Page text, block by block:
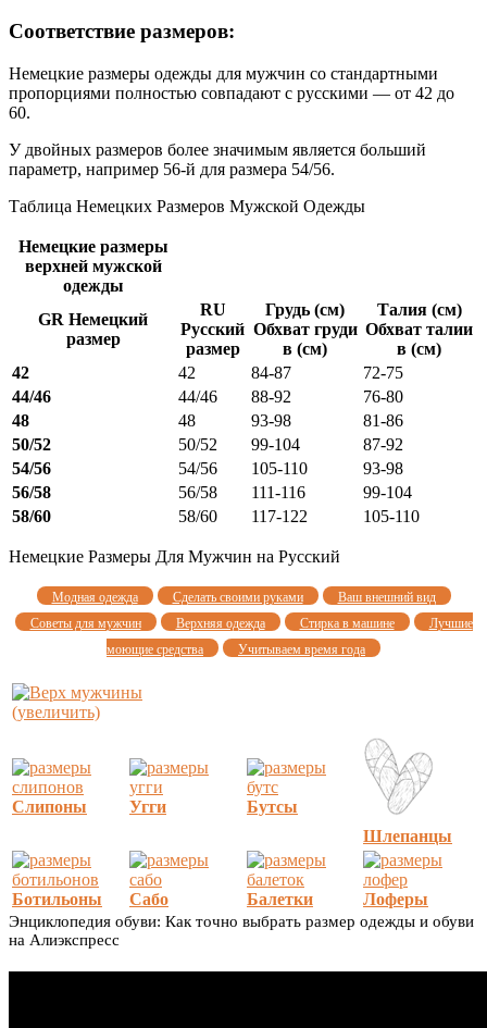
Соответствие размеров:
Немецкие размеры одежды для мужчин со стандартными
пропорциями полностью совпадают с русскими — от 42 до
60.
У двойных размеров более значимым является больший
параметр, например 56-й для размера 54/56.
Таблица Немецких Размеров Мужской Одежды
Немецкие размеры
верхней мужской
одежды
GR Немецкий
размер
RU
Русский
размер
Грудь (см)
Обхват груди
в (см)
Талия (см)
Обхват талии
в (см)
42
42 84-87
72-75
44/46
44/46 88-92
76-80
48
48 93-98
81-86
50/52
50/52 99-104
87-92
54/56
54/56 105-110
93-98
56/58
56/58 111-116
99-104
58/60
58/60 117-122 105-110
Немецкие Размеры Для Мужчин на Русский
Модная одежда Сделать своими руками
Ваш внешний вид
Советы для мужчин
Верхняя одежда Стирка в машине
Лучшие
моющие средства
Учитываем время года
(увеличить)
Слипоны Угги
Бутсы
Шлепанцы
Ботильоны Сабо Балетки Лоферы
Энциклопедия обуви: Как точно выбрать размер одежды и обуви
на Алиэкспресс